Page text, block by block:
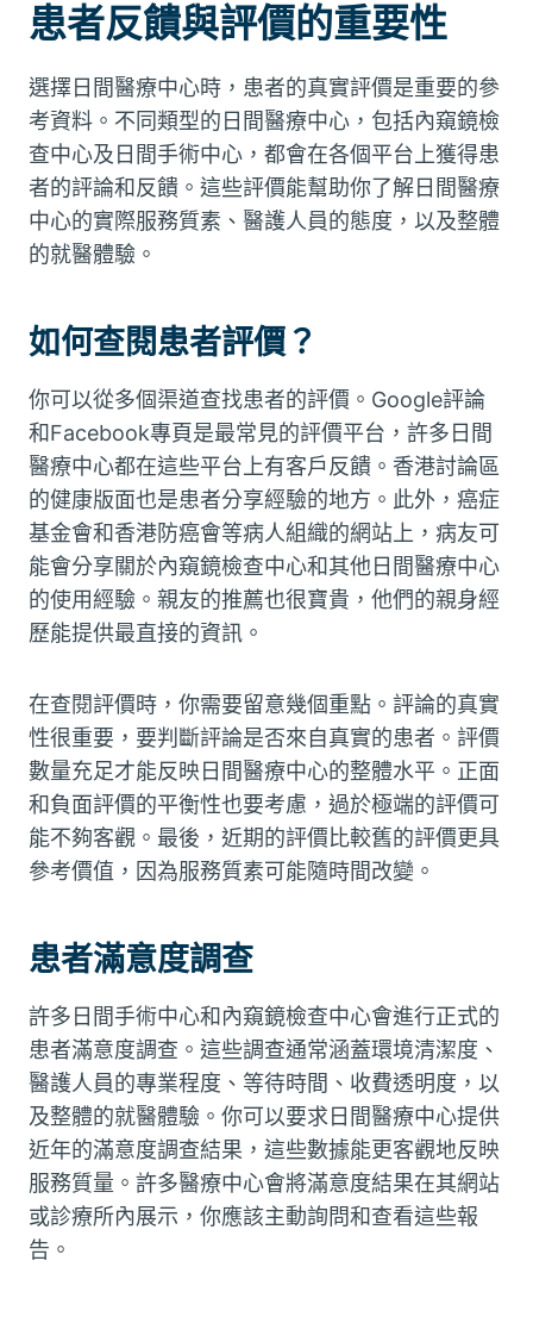
患者反饋與評價的重要性
選擇日間醫療中心時，患者的真實評價是重要的參
考資料。不同類型的日間醫療中心，包括內窺鏡檢
查中心及日間手術中心，都會在各個平台上獲得患
者的評論和反饋。這些評價能幫助你了解日間醫療
中心的實際服務質素、醫護人員的態度，以及整體
的就醫體驗。
如何查閱患者評價？
你可以從多個渠道查找患者的評價。Google評論
和Facebook專頁是最常見的評價平台，許多日間
醫療中心都在這些平台上有客戶反饋。香港討論區
的健康版面也是患者分享經驗的地方。此外，癌症
基金會和香港防癌會等病人組織的網站上，病友可
能會分享關於內窺鏡檢查中心和其他日間醫療中心
的使用經驗。親友的推薦也很寶貴，他們的親身經
歷能提供最直接的資訊。
在查閱評價時，你需要留意幾個重點。評論的真實
性很重要，要判斷評論是否來自真實的患者。評價
數量充足才能反映日間醫療中心的整體水平。正面
和負面評價的平衡性也要考慮，過於極端的評價可
能不夠客觀。最後，近期的評價比較舊的評價更具
參考價值，因為服務質素可能隨時間改變。
患者滿意度調查
許多日間手術中心和內窺鏡檢查中心會進行正式的
患者滿意度調查。這些調查通常涵蓋環境清潔度、
醫護人員的專業程度、等待時間、收費透明度，以
及整體的就醫體驗。你可以要求日間醫療中心提供
近年的滿意度調查結果，這些數據能更客觀地反映
服務質量。許多醫療中心會將滿意度結果在其網站
或診療所內展示，你應該主動詢問和查看這些報
告。